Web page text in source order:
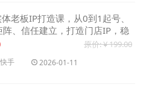
老板IP打造课，从0到1起号、
阵、信任建立，打造门店IP，稳
收
原价: ¥ 199.00
手 2026-01-11